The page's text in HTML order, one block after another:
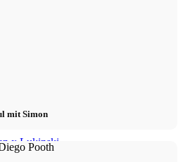
x Lukinski
mit Simon